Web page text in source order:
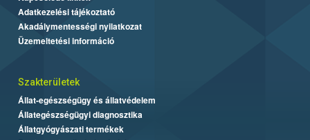
Adatkezelési tájékoztató
Akadálymentességi nyilatkozat
Üzemeltetési információ
Szakterületek
Állat-egészségügy és állatvédelem
Állategészségügyi diagnosztika
Állatgyógyászati termékek